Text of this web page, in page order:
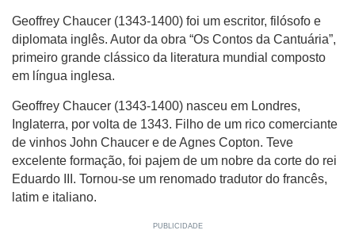
Geoffrey Chaucer (1343-1400) foi um escritor, filósofo e
diplomata inglês. Autor da obra “Os Contos da Cantuária”,
primeiro grande clássico da literatura mundial composto
em língua inglesa.
Geoffrey Chaucer (1343-1400) nasceu em Londres,
Inglaterra, por volta de 1343. Filho de um rico comerciante
de vinhos John Chaucer e de Agnes Copton. Teve
excelente formação, foi pajem de um nobre da corte do rei
Eduardo III. Tornou-se um renomado tradutor do francês,
latim e italiano.